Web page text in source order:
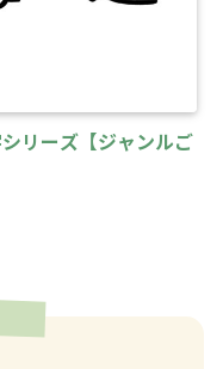
リーズ【ジャンルご